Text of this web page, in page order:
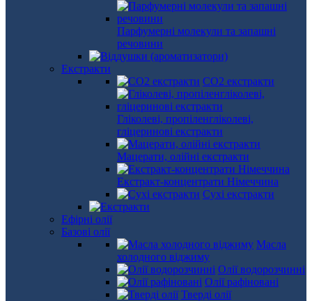
Парфумерні молекули та запашні
речовини
Екстракти
СО2 екстракти
Гліколеві, пропіленгліколеві,
гліцеринові екстракти
Мацерати, олійні екстракти
Екстракт-концентрати Німеччина
Сухі екстракти
Ефірні олії
Базові олії
Масла
холодного віджиму
Олії водорозчинні
Олії рафіновані
Тверді олії